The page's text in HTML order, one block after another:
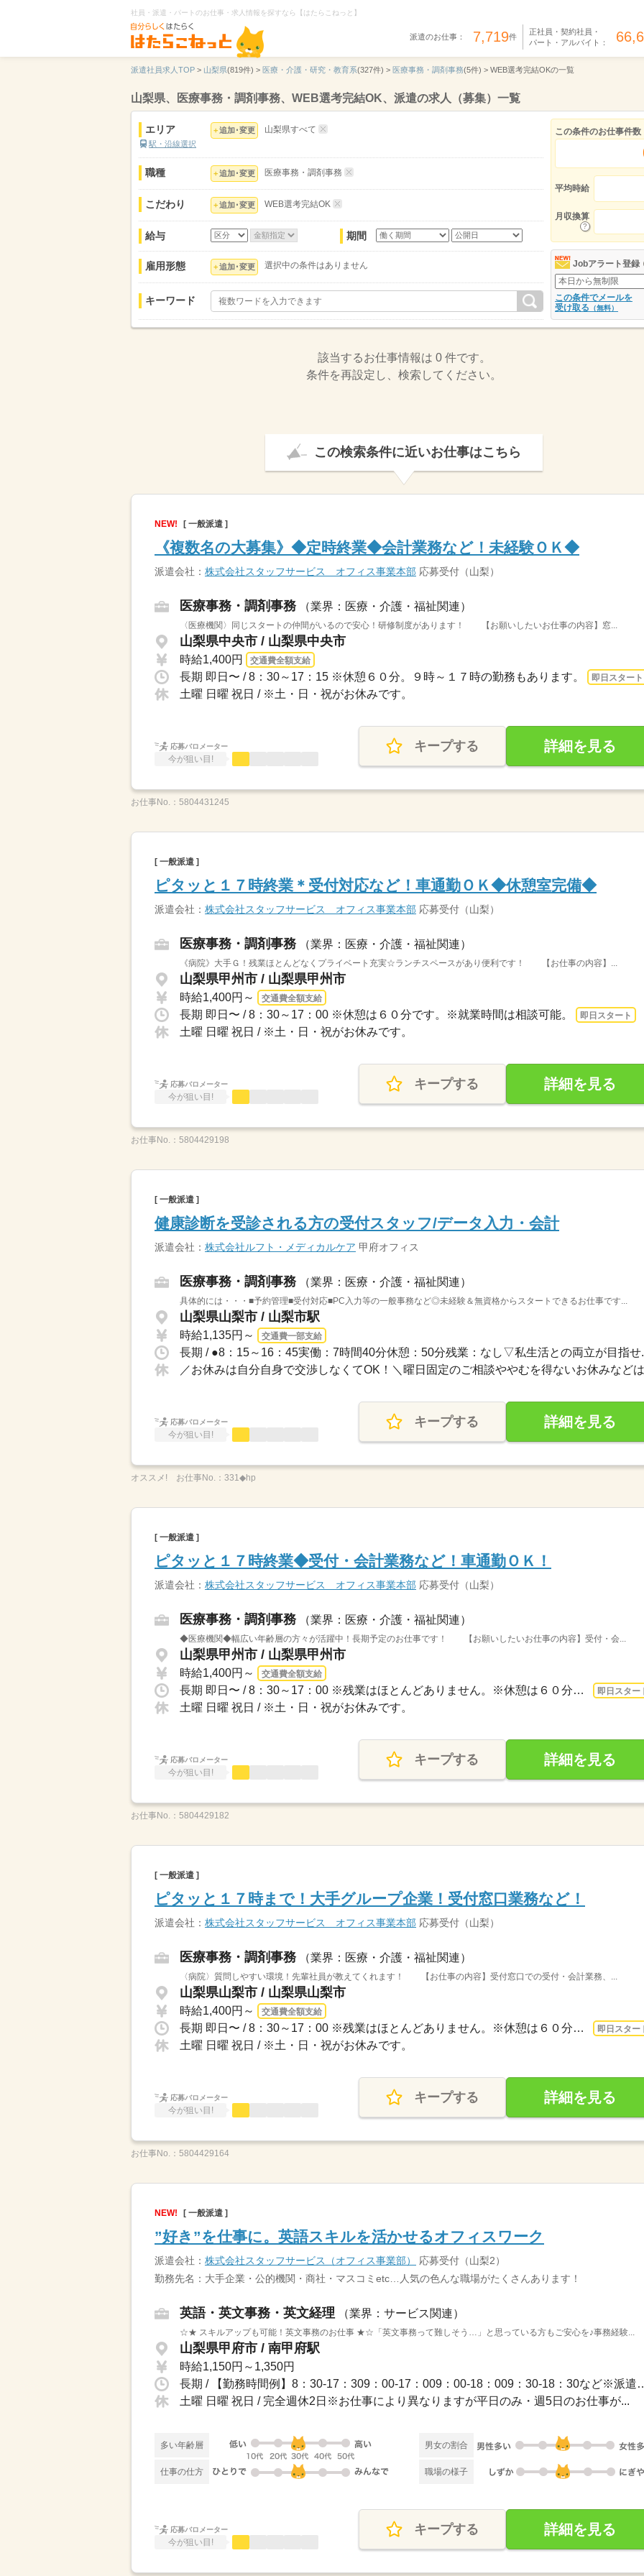
社員・派遣・パートのお仕事・求人情報を探すなら【はたらこねっと】
派遣のお仕事： 7,719件
正社員・契約社員・
パート・アルバイト：
派遣社員求人TOP > 山梨県(819件) > 医療・介護・研究・教育系(327件) > 医療事務・調剤事務(5件) > WEB選考完結OKの一覧
山梨県、医療事務・調剤事務、WEB選考完結OK、派遣の求人（募集）一覧
エリア
駅・沿線選択
追加･変更 山梨県すべて
職種 追加･変更 医療事務・調剤事務
こだわり 追加･変更 WEB選考完結OK
給与 期間
雇用形態 追加･変更 選択中の条件はありません
キーワード
この条件のお仕事件数
平均時給
月収換算
Jobアラート登録
この条件でメールを
受け取る （無料）
該当するお仕事情報は 0 件です。
条件を再設定し、検索してください。
この検索条件に近いお仕事はこちら
NEW! [ 一般派遣 ]
《複数名の大募集》◆定時終業◆会計業務など！未経験ＯＫ◆
派遣会社： 株式会社スタッフサービス オフィス事業本部 応募受付（山梨）
医療事務・調剤事務 （業界：医療・介護・福祉関連）
〈医療機関〉同じスタートの仲間がいるので安心！研修制度があります！ 【お願いしたいお仕事の内容】窓...
山梨県中央市 / 山梨県中央市
時給1,400円 交通費全額支給
長期 即日〜 / 8：30～17：15 ※休憩６０分。９時～１７時の勤務もあります。 即日スタート
土曜 日曜 祝日 / ※土・日・祝がお休みです。
応募バロメーター
今が狙い目!
キープする 詳細を見る
お仕事No.： 5804431245
[ 一般派遣 ]
ピタッと１７時終業＊受付対応など！車通勤ＯＫ◆休憩室完備◆
派遣会社： 株式会社スタッフサービス オフィス事業本部 応募受付（山梨）
医療事務・調剤事務 （業界：医療・介護・福祉関連）
《病院》大手Ｇ！残業ほとんどなくプライベート充実☆ランチスペースがあり便利です！ 【お仕事の内容】...
山梨県甲州市 / 山梨県甲州市
時給1,400円～ 交通費全額支給
長期 即日〜 / 8：30～17：00 ※休憩は６０分です。※就業時間は相談可能。 即日スタート
土曜 日曜 祝日 / ※土・日・祝がお休みです。
応募バロメーター
今が狙い目!
キープする 詳細を見る
お仕事No.： 5804429198
[ 一般派遣 ]
健康診断を受診される方の受付スタッフ/データ入力・会計
派遣会社： 株式会社ルフト・メディカルケア 甲府オフィス
医療事務・調剤事務 （業界：医療・介護・福祉関連）
具体的には・・・■予約管理■受付対応■PC入力等の一般事務など◎未経験＆無資格からスタートできるお仕事です...
山梨県山梨市 / 山梨市駅
時給1,135円～ 交通費一部支給
長期 / ●8：15～16：45実働：7時間40分休憩：50分残業：なし▽私生活との両立が目指せ
／お休みは自分自身で交渉しなくてOK！＼曜日固定のご相談ややむを得ないお休みなど
応募バロメーター
今が狙い目!
キープする 詳細を見る
オススメ! お仕事No.： 331◆hp
[ 一般派遣 ]
ピタッと１７時終業◆受付・会計業務など！車通勤ＯＫ！
派遣会社： 株式会社スタッフサービス オフィス事業本部 応募受付（山梨）
医療事務・調剤事務 （業界：医療・介護・福祉関連）
◆医療機関◆幅広い年齢層の方々が活躍中！長期予定のお仕事です！ 【お願いしたいお仕事の内容】受付・会...
山梨県甲州市 / 山梨県甲州市
時給1,400円～ 交通費全額支給
長期 即日〜 / 8：30～17：00 ※残業はほとんどありません。※休憩は６０分です。 即日スター
土曜 日曜 祝日 / ※土・日・祝がお休みです。
応募バロメーター
今が狙い目!
キープする 詳細を見る
お仕事No.： 5804429182
[ 一般派遣 ]
ピタッと１７時まで！大手グループ企業！受付窓口業務など！
派遣会社： 株式会社スタッフサービス オフィス事業本部 応募受付（山梨）
医療事務・調剤事務 （業界：医療・介護・福祉関連）
〈病院〉質問しやすい環境！先輩社員が教えてくれます！ 【お仕事の内容】受付窓口での受付・会計業務、...
山梨県山梨市 / 山梨県山梨市
時給1,400円～ 交通費全額支給
長期 即日〜 / 8：30～17：00 ※残業はほとんどありません。※休憩は６０分です。 即日スター
土曜 日曜 祝日 / ※土・日・祝がお休みです。
応募バロメーター
今が狙い目!
キープする 詳細を見る
お仕事No.： 5804429164
NEW! [ 一般派遣 ]
”好き”を仕事に。英語スキルを活かせるオフィスワーク
派遣会社： 株式会社スタッフサービス（オフィス事業部）
応募受付（山梨2）
勤務先名：大手企業・公的機関・商社・マスコミetc…人気の色んな職場がたくさんあります！
英語・英文事務・英文経理 （業界：サービス関連）
☆★ スキルアップも可能！英文事務のお仕事 ★☆「英文事務って難しそう…」と思っている方もご安心を♪事務経験...
山梨県甲府市 / 南甲府駅
時給1,150円～1,350円
長期 / 【勤務時間例】8：30-17：
土曜 日曜 祝日 / 完全週休2日※お仕事により異なりますが平日のみ・週5日のお仕事が...
多い年齢層 男女の割合
仕事の仕方 職場の様子
応募バロメーター
今が狙い目!
キープする 詳細を見る